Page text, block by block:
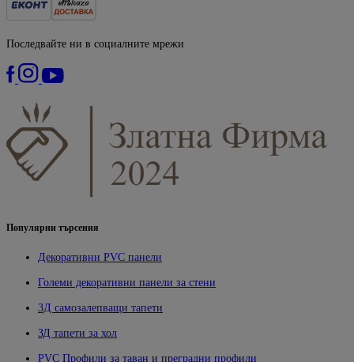
Последвайте ни в социалните мрежи
Популярни търсения
Декоративни PVC панели
Големи декоративни панели за стени
3Д самозалепващи тапети
ЗД тапети за хол
PVC Профили за таван и преградни профили